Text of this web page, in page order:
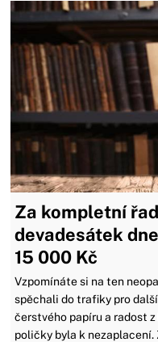
Za kompletní
devadesátek
15 000 Kč
Vzpomínáte si na ten
spěchali do trafiky pro
čerstvého papíru a radost
poličky byla k